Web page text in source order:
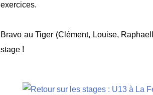
exercices.
Bravo au Tiger (Clément, Louise,
stage !